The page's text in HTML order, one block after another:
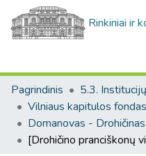
Rinkiniai ir
Pagrindinis